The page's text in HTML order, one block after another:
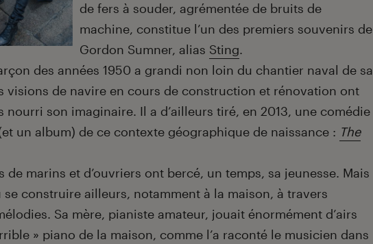
de fers à souder, agrémentée de bruits de
machine, constitue l’un des premiers souvenirs de
Gordon Sumner, alias Sting.
des années 1950 a grandi non loin du chantier naval de sa
visions de navire en cours de construction et rénovation ont
nourri son imaginaire. Il a d’ailleurs tiré, en 2013, une comédie
un album) de ce contexte géographique de naissance : The
de marins et d’ouvriers ont bercé, un temps, sa jeunesse. Mais
se construire ailleurs, notamment à la maison, à travers
Sa mère, pianiste amateur, jouait énormément d’airs
» piano de la maison, comme l’a raconté le musicien dans